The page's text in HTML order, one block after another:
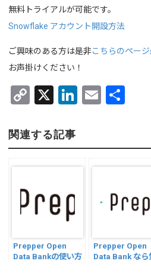
無料トライアルが可能です。
Snowflake アカウント開設方法
ご興味のある方は是非こちらのペー
お声掛けください！
C
py
Li
n
k
X
Li
dI
n
E
関連する記事
Prepper Open
Data Bankの使い方
Prepper Open
Data Bank なら